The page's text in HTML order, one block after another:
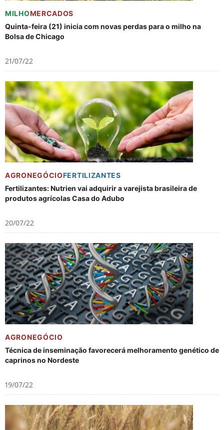
MILHOMERCADOS
Quinta-feira (21) inicia com novas perdas para o milho na
Bolsa de Chicago
21/07/22
AGRONEGÓCIOFERTILIZANTES
Fertilizantes: Nutrien vai adquirir a varejista brasileira de
produtos agrícolas Casa do Adubo
20/07/22
AGRONEGÓCIO
Técnica de inseminação favorecerá melhoramento genético de
caprinos no Nordeste
19/07/22